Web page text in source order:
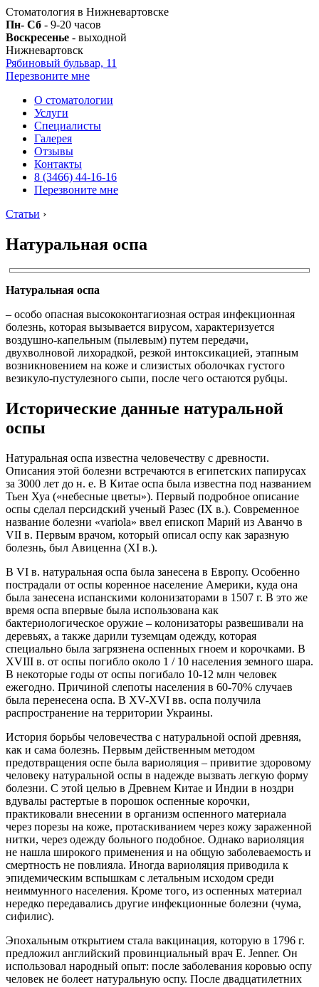
Стоматология в Нижневартовске
Пн- Сб - 9-20 часов
Воскресенье - выходной
Нижневартовск
Рябиновый бульвар, 11
Перезвоните мне
О стоматологии
Услуги
Специалисты
Галерея
Отзывы
Контакты
8 (3466) 44-16-16
Перезвоните мне
Статьи ›
Натуральная оспа
Натуральная оспа
– особо опасная высококонтагиозная острая инфекционная
болезнь, которая вызывается вирусом, характеризуется
воздушно-капельным (пылевым) путем передачи,
двухволновой лихорадкой, резкой интоксикацией, этапным
возникновением на коже и слизистых оболочках густого
везикуло-пустулезного сыпи, после чего остаются рубцы.
Исторические данные натуральной
оспы
Натуральная оспа известна человечеству с древности.
Описания этой болезни встречаются в египетских папирусах
за 3000 лет до н. е. В Китае оспа была известна под названием
Тьен Хуа («небесные цветы»). Первый подробное описание
оспы сделал персидский ученый Разес (IX в.). Современное
название болезни «variola» ввел епископ Марий из Аванчо в
VII в. Первым врачом, который описал оспу как заразную
болезнь, был Авиценна (XI в.).
В VI в. натуральная оспа была занесена в Европу. Особенно
пострадали от оспы коренное население Америки, куда она
была занесена испанскими колонизаторами в 1507 г. В это же
время оспа впервые была использована как
бактериологическое оружие – колонизаторы развешивали на
деревьях, а также дарили туземцам одежду, которая
специально была загрязнена оспенных гноем и корочками. В
XVIII в. от оспы погибло около 1 / 10 населения земного шара.
В некоторые годы от оспы погибало 10-12 млн человек
ежегодно. Причиной слепоты населения в 60-70% случаев
была перенесена оспа. В XV-XVI вв. оспа получила
распространение на территории Украины.
История борьбы человечества с натуральной оспой древняя,
как и сама болезнь. Первым действенным методом
предотвращения оспе была вариоляция – привитие здоровому
человеку натуральной оспы в надежде вызвать легкую форму
болезни. С этой целью в Древнем Китае и Индии в ноздри
вдувалы растертые в порошок оспенные корочки,
практиковали внесении в организм оспенного материала
через порезы на коже, протаскиванием через кожу зараженной
нитки, через одежду больного подобное. Однако вариоляция
не нашла широкого применения и на общую заболеваемость и
смертность не повлияла. Иногда вариоляция приводила к
эпидемическим вспышкам с летальным исходом среди
неиммунного населения. Кроме того, из оспенных материал
нередко передавались другие инфекционные болезни (чума,
сифилис).
Эпохальным открытием стала вакцинация, которую в 1796 г.
предложил английский провинциальный врач Е. Jenner. Он
использовал народный опыт: после заболевания коровью оспу
человек не болеет натуральную оспу. После двадцатилетних